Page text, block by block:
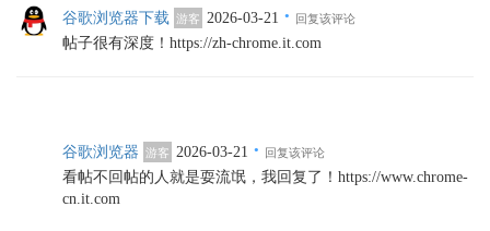
谷歌浏览器下载 游客 2026-03-21 · 回复该评论
帖子很有深度！https://zh-chrome.it.com
谷歌浏览器 游客 2026-03-21 · 回复该评论
看帖不回帖的人就是耍流氓，我回复了！https://www.chrome-
cn.it.com